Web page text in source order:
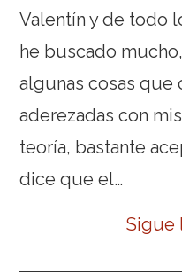
Valentín y de todo
he buscado
algunas cosas que
aderezadas con
teoría, bastante
dice que el…
Sigue